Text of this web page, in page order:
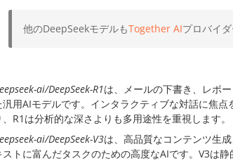
他のDeepSeekモデルもTogether AIプロバイ
ai/DeepSeek-R1は、メールの下書き、レポ
汎用AIモデルです。インタラクティブな対話に焦
、R1は分析的な深さよりも多用途性を重視します。
ai/DeepSeek-V3は、高品質なコンテンツ生
ストに富んだタスクのための高度なAIです。V3は